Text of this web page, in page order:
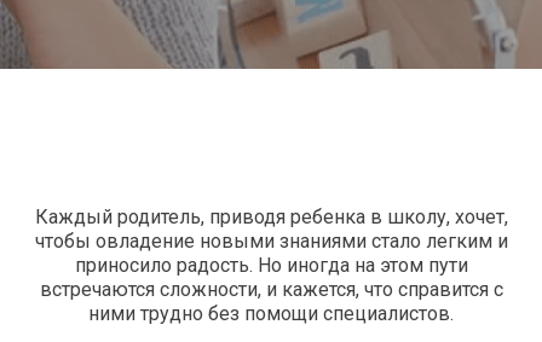
Каждый родитель, приводя ребенка в школу, хочет,
чтобы овладение новыми знаниями стало легким и
приносило радость. Но иногда на этом пути
встречаются сложности, и кажется, что справится с
ними трудно без помощи специалистов.